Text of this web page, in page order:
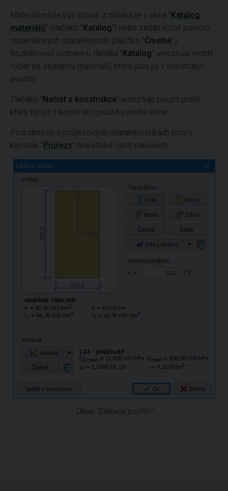
Materiál může být vybrán z databáze v okně "Katalog
materiálů" (tlačítko "Katalog") nebo zadán ručně pomocí
materiálových charakteristik (tlačítko "Číselně").
Rozbalovací seznam u tlačítka "Katalog" umožňuje rychlý
výběr ze seznamu materiálů, které jsou již v konstrukci
použity.
Tlačítko "Načíst z konstrukce" umožňuje použít profil,
který byl již v konstrukci použit u jiného dílce.
Podrobnosti o průřezových charakteristikách jsou v
kapitole "Průřezy" teoretické části nápovědy.
Okno "Editace profilu"